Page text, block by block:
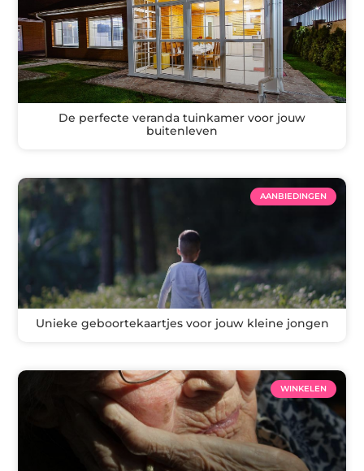
De perfecte veranda tuinkamer voor jouw
buitenleven
AANBIEDINGEN
Unieke geboortekaartjes voor jouw kleine jongen
WINKELEN